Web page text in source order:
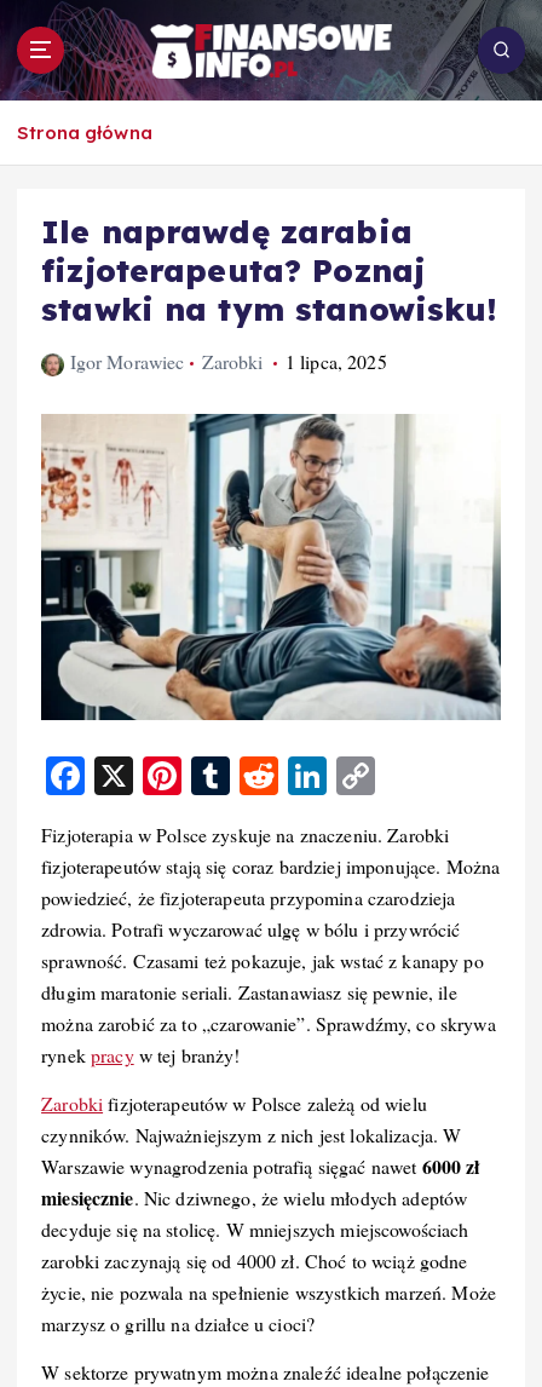
p
To i owo o rachunkowości, pracy, biznesie i
Strona główna
Ile naprawdę zarabia
fizjoterapeuta? Poznaj
stawki na tym stanowisku!
Igor Morawiec Zarobki 1 lipca, 2025
F
c
e
b
o
o
k
X
Pi
er
e
st
T
m
bl
r
R
d
di
t
Li
k
e
d
I
n
p
y
Li
n
k
Fizjoterapia w Polsce zyskuje na znaczeniu. Zarobki
fizjoterapeutów stają się coraz bardziej imponujące. Można
powiedzieć, że fizjoterapeuta przypomina czarodzieja
zdrowia. Potrafi wyczarować ulgę w bólu i przywrócić
sprawność. Czasami też pokazuje, jak wstać z kanapy po
długim maratonie seriali. Zastanawiasz się pewnie, ile
można zarobić za to „czarowanie”. Sprawdźmy, co skrywa
rynekpracyw tej branży!
Zarobkifizjoterapeutów w Polsce zależą od wielu
czynników. Najważniejszym z nich jest lokalizacja. W
Warszawie wynagrodzenia potrafią sięgać nawet 6000 zł
miesięcznie. Nic dziwnego, że wielu młodych adeptów
decyduje się na stolicę. W mniejszych miejscowościach
zarobki zaczynają się od 4000 zł. Choć to wciąż godne
życie, nie pozwala na spełnienie wszystkich marzeń. Może
marzysz o grillu na działce u cioci?
W sektorze prywatnym można znaleźć idealne połączenie